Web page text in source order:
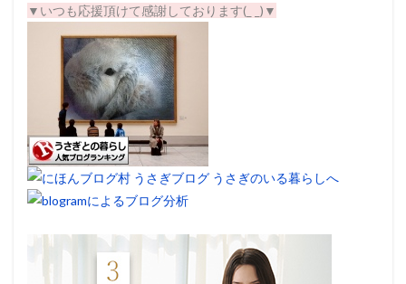
▼いつも応援頂けて感謝しております(_ _)▼